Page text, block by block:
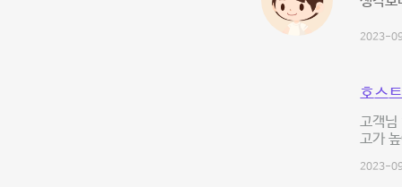
2023-
호스
고객님
고가
2023-